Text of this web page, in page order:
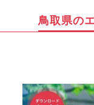
鳥取県の